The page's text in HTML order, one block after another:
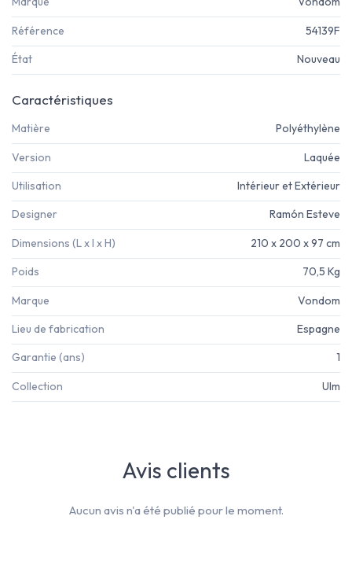
Référence 54139F
État Nouveau
Caractéristiques
Matière Polyéthylène
Version Laquée
Utilisation Intérieur et Extérieur
Designer Ramón Esteve
Dimensions (L x l x H) 210 x 200 x 97 cm
Poids 70,5 Kg
Marque Vondom
Lieu de fabrication Espagne
Garantie (ans) 1
Collection Ulm
Avis clients
Aucun avis n'a été publié pour le moment.